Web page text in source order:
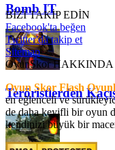
Bomb IT
Teröristlerden
BİZİ TAKİP EDİN
Facebook'ta beğen
Twitter'da takip et
Sitemap
OyunSkor HAKKINDA
Oyun Skor Flash
en eğlenceli ve
de daha keyifli bir oyun
kendinizi büyük bir